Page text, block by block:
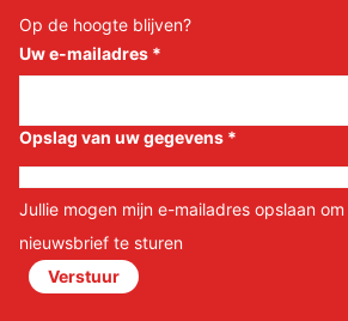
Op de hoogte blijven?
Uw e-mailadres *
Opslag van uw gegevens *
Jullie mogen mijn e-mailadres opslaan
nieuwsbrief te sturen
Verstuur